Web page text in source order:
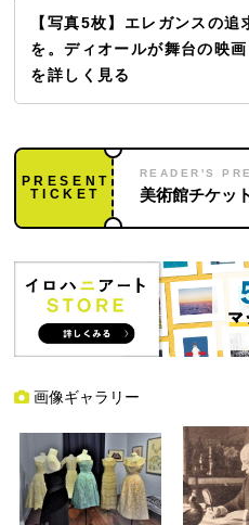
【写真5枚】エレガンスの
を。ディオールが舞台の映
を詳しく見る
PRESENT
TICKET
READER'S
美術館チケッ
画像ギャラリー